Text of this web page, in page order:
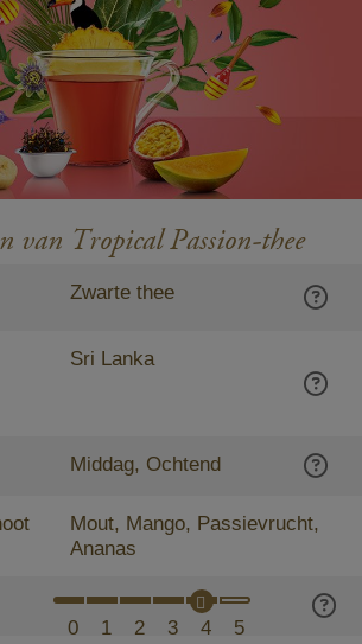
van Tropical Passion-thee
Zwarte thee
Sri Lanka
Middag, Ochtend
Mout, Mango, Passievrucht,
Ananas
0
1 2 3 4 5